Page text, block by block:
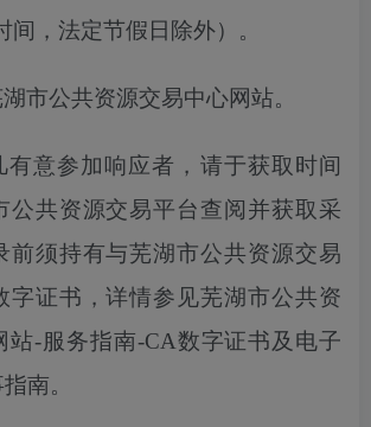
间，法定节假日除外）。
市公共资源交易中心网站。
有意参加响应者，请于获取时间
公共资源交易平台查阅并获取采
前须持有与芜湖市公共资源交易
字证书，详情参见芜湖市公共资
站-服务指南-CA数字证书及电子
南。